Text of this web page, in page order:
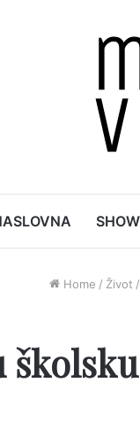
Home / Život /